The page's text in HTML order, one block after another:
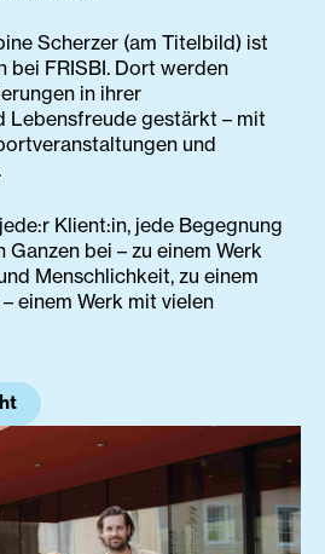
Scherzer (am Titelbild) ist
bei FRISBI. Dort werden
in ihrer
Lebensfreude gestärkt – mit
und
Klient:in, jede Begegnung
bei – zu einem Werk
Menschlichkeit, zu einem
einem Werk mit vielen